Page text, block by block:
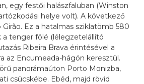
egy festői halászfaluban (Winston
helye volt). A következő
Ez a hatalmas sziklatömb 580
tenger fölé (lélegzetelállító
Ribeira Brava érintésével a
az Encumeada-hágón keresztül.
panorámaúton Porto Monizba,
csücskébe. Ebéd, majd rövid